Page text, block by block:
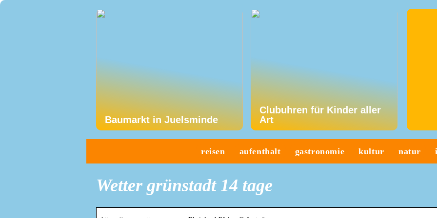
Baumarkt in Juelsminde
Clubuhren für Kinder aller
Art
reisen aufenthalt gastronomie kultur natur
Wetter grünstadt 14 tage